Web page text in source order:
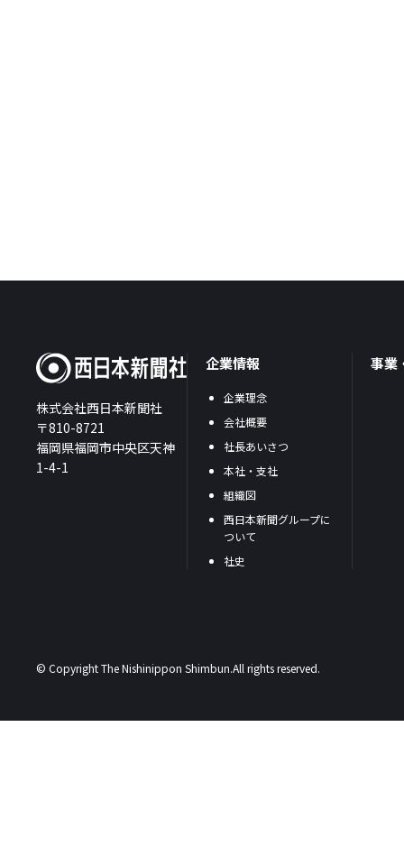
株式会社西日本新聞社
〒810-8721
福岡県福岡市中央区天神
1-4-1
企業情報
企業理念
会社概要
社長あいさつ
本社・支社
組織図
西日本新聞グループに
ついて
社史
事業
© Copyright The Nishinippon Shimbun.All rights reserved.